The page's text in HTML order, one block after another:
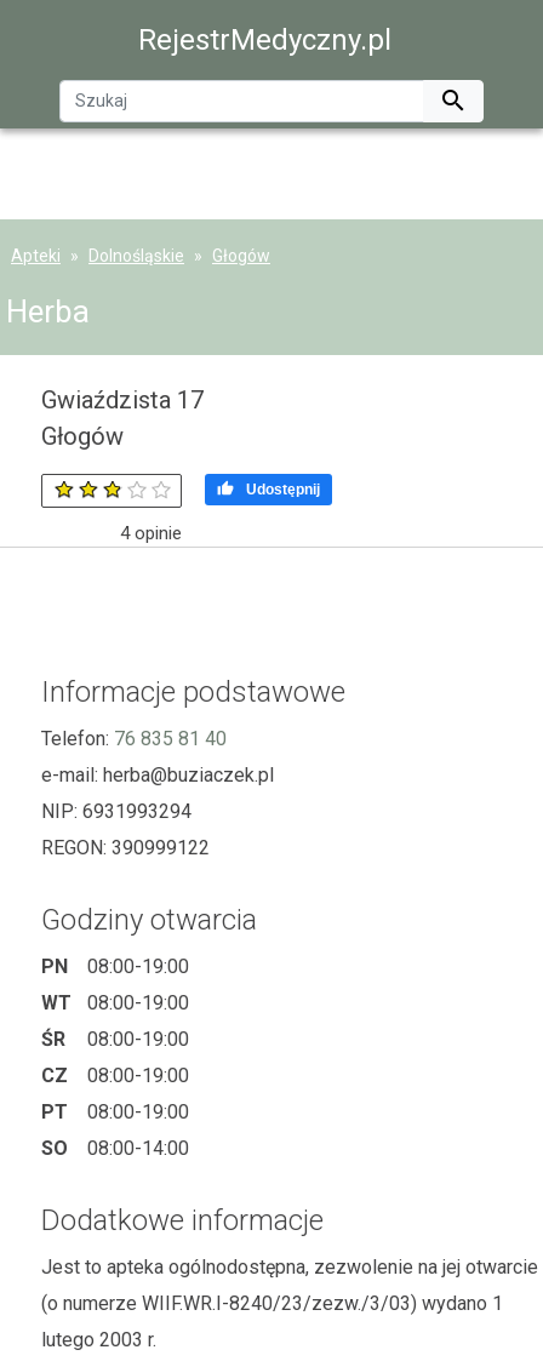
RejestrMedyczny.pl

Apteki Dolnośląskie Głogów
Herba
Gwiaździsta 17
Głogów
4opinie
 Udostępnij
Informacje podstawowe
Telefon: 76 835 81 40
e-mail: herba@buziaczek.pl
NIP: 6931993294
REGON: 390999122
Godziny otwarcia
PN
08:00-19:00
WT
08:00-19:00
ŚR
08:00-19:00
CZ
08:00-19:00
PT
08:00-19:00
SO
08:00-14:00
Dodatkowe informacje
Jest to apteka ogólnodostępna, zezwolenie na jej otwarcie
(o numerze WIIF.WR.I-8240/23/zezw./3/03) wydano 1
lutego 2003 r.